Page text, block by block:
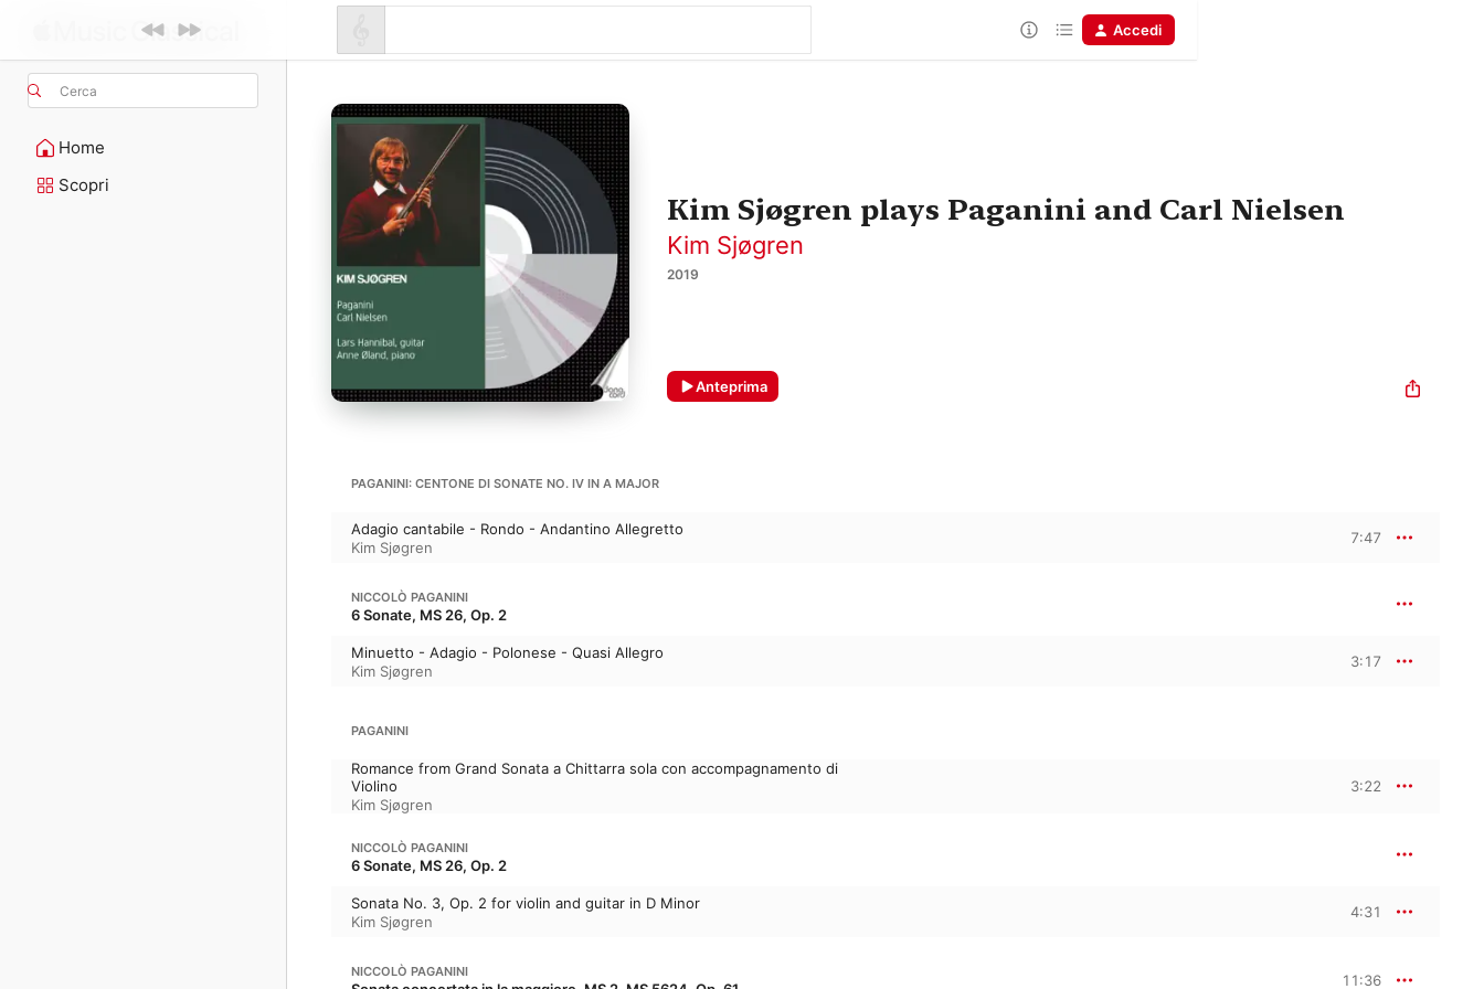
Cerca
Home
Scopri
Accedi
Kim Sjøgren plays Paganini and Carl Nielsen
Kim Sjøgren
2019
Anteprima
PAGANINI: CENTONE DI SONATE NO. IV IN A MAJOR
Adagio cantabile - Rondo - Andantino Allegretto
Kim Sjøgren
7:47
NICCOLÒ PAGANINI
6 Sonate, MS 26, Op. 2
Minuetto - Adagio - Polonese - Quasi Allegro
Kim Sjøgren
3:17
PAGANINI
Romance from Grand Sonata a Chittarra sola con accompagnamento di
Violino
Kim Sjøgren
3:22
NICCOLÒ PAGANINI
6 Sonate, MS 26, Op. 2
Sonata No. 3, Op. 2 for violin and guitar in D Minor
Kim Sjøgren
4:31
NICCOLÒ PAGANINI 11:36